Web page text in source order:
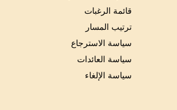
قائمة الرغبات
ترتيب المسار
سياسة الاسترجاع
سياسة العائدات
سياسة الإلغاء